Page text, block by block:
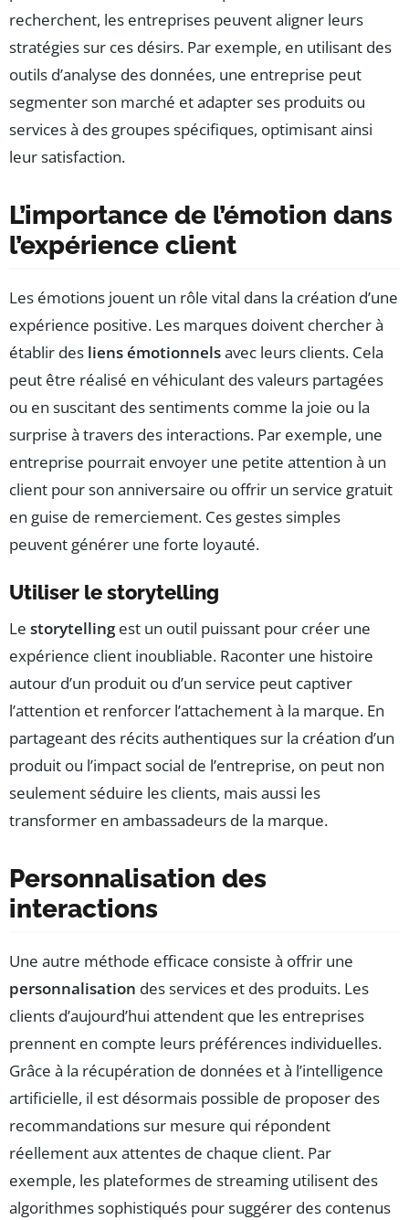
recherchent, les entreprises peuvent aligner leurs
stratégies sur ces désirs. Par exemple, en utilisant des
outils d’analyse des données, une entreprise peut
segmenter son marché et adapter ses produits ou
services à des groupes spécifiques, optimisant ainsi
leur satisfaction.
L’importance de l’émotion dans
l’expérience client
Les émotions jouent un rôle vital dans la création d’une
expérience positive. Les marques doivent chercher à
établir des liens émotionnelsavec leurs clients. Cela
peut être réalisé en véhiculant des valeurs partagées
ou en suscitant des sentiments comme la joie ou la
surprise à travers des interactions. Par exemple, une
entreprise pourrait envoyer une petite attention à un
client pour son anniversaire ou offrir un service gratuit
en guise de remerciement. Ces gestes simples
peuvent générer une forte loyauté.
Utiliser le storytelling
Le storytellingest un outil puissant pour créer une
expérience client inoubliable. Raconter une histoire
autour d’un produit ou d’un service peut captiver
l’attention et renforcer l’attachement à la marque. En
partageant des récits authentiques sur la création d’un
produit ou l’impact social de l’entreprise, on peut non
seulement séduire les clients, mais aussi les
transformer en ambassadeurs de la marque.
Personnalisation des
interactions
Une autre méthode efficace consiste à offrir une
personnalisation des services et des produits. Les
clients d’aujourd’hui attendent que les entreprises
prennent en compte leurs préférences individuelles.
Grâce à la récupération de données et à l’intelligence
artificielle, il est désormais possible de proposer des
recommandations sur mesure qui répondent
réellement aux attentes de chaque client. Par
exemple, les plateformes de streaming utilisent des
algorithmes sophistiqués pour suggérer des contenus